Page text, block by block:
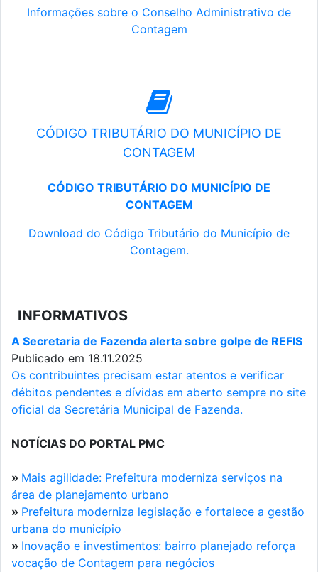
Informações sobre o Conselho Administrativo de
Contagem
CÓDIGO TRIBUTÁRIO DO MUNICÍPIO DE
CONTAGEM
CÓDIGO TRIBUTÁRIO DO MUNICÍPIO DE
CONTAGEM
Download do Código Tributário do Município de
Contagem.
INFORMATIVOS
A Secretaria de Fazenda alerta sobre golpe de REFIS
Publicado em 18.11.2025
Os contribuintes precisam estar atentos e verificar
débitos pendentes e dívidas em aberto sempre no site
oficial da Secretária Municipal de Fazenda.
NOTÍCIAS DO PORTAL PMC
» Mais agilidade: Prefeitura moderniza serviços na
área de planejamento urbano
» Prefeitura moderniza legislação e fortalece a gestão
urbana do município
» Inovação e investimentos: bairro planejado reforça
vocação de Contagem para negócios